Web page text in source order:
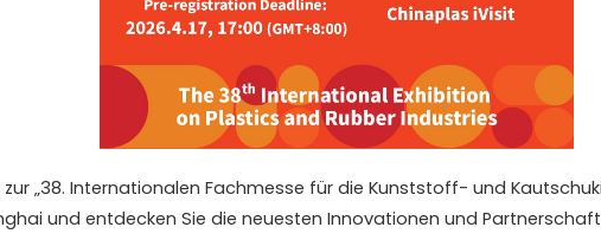
zur „38. Internationalen Fachmesse für die Kunststoff- und
und entdecken Sie die neuesten Innovationen und